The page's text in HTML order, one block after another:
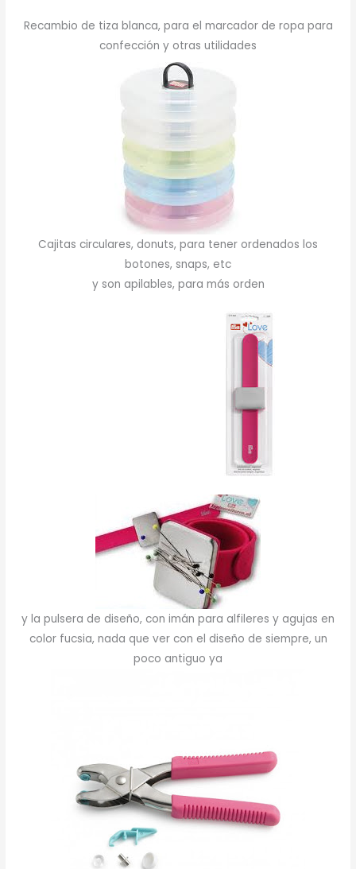
Recambio de tiza blanca, para el marcador de ropa para
confección y otras utilidades
Cajitas circulares, donuts, para tener ordenados los
botones, snaps, etc
y son apilables, para más orden
y la pulsera de diseño, con imán para alfileres y agujas en
color fucsia, nada que ver con el diseño de siempre, un
poco antiguo ya